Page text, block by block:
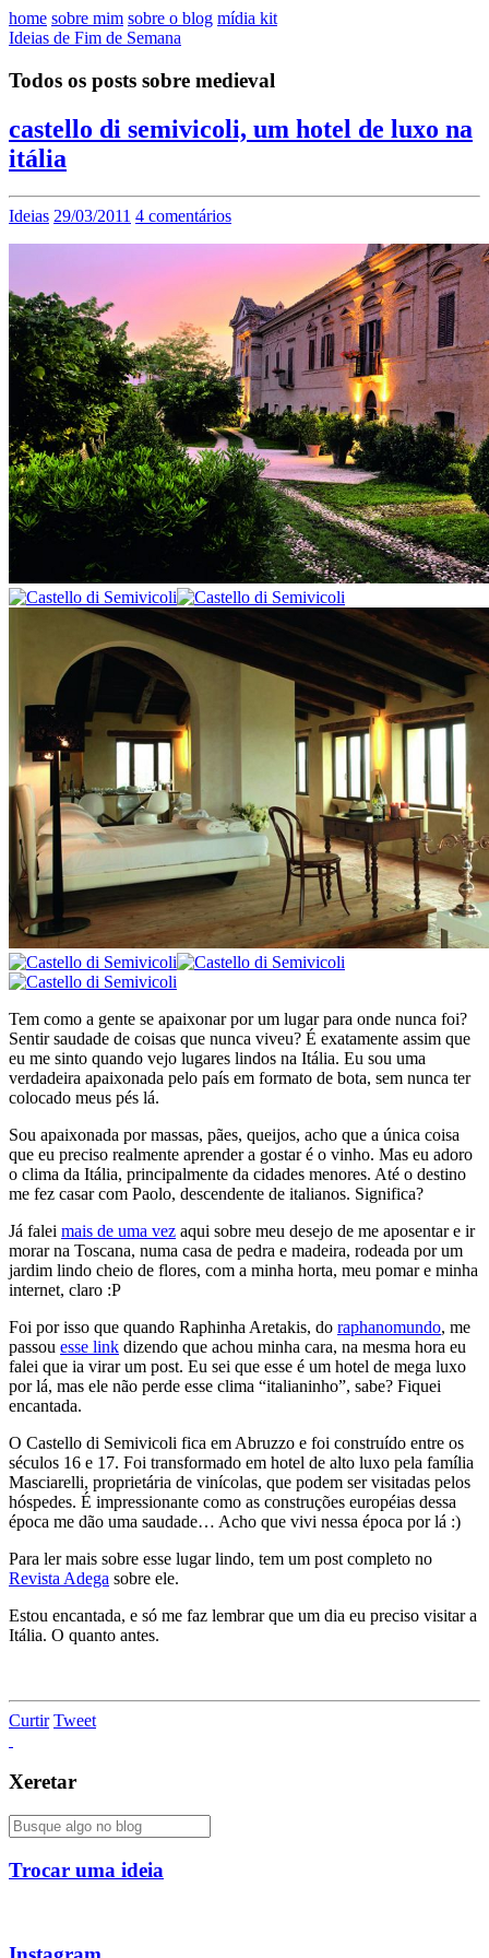
home sobre mim sobre o blog mídia kit
Ideias de Fim de Semana
Todos os posts sobre medieval
castello di semivicoli, um hotel de luxo na
itália
Ideias 29/03/2011 4 comentários
Tem como a gente se apaixonar por um lugar para onde nunca foi?
Sentir saudade de coisas que nunca viveu? É exatamente assim que
eu me sinto quando vejo lugares lindos na Itália. Eu sou uma
verdadeira apaixonada pelo país em formato de bota, sem nunca ter
colocado meus pés lá.
Sou apaixonada por massas, pães, queijos, acho que a única coisa
que eu preciso realmente aprender a gostar é o vinho. Mas eu adoro
o clima da Itália, principalmente da cidades menores. Até o destino
me fez casar com Paolo, descendente de italianos. Significa?
Já falei mais de uma vez aqui sobre meu desejo de me aposentar e ir
morar na Toscana, numa casa de pedra e madeira, rodeada por um
jardim lindo cheio de flores, com a minha horta, meu pomar e minha
internet, claro :P
Foi por isso que quando Raphinha Aretakis, do raphanomundo, me
passou esse link dizendo que achou minha cara, na mesma hora eu
falei que ia virar um post. Eu sei que esse é um hotel de mega luxo
por lá, mas ele não perde esse clima “italianinho”, sabe? Fiquei
encantada.
O Castello di Semivicoli fica em Abruzzo e foi construído entre os
séculos 16 e 17. Foi transformado em hotel de alto luxo pela família
Masciarelli, proprietária de vinícolas, que podem ser visitadas pelos
hóspedes. É impressionante como as construções européias dessa
época me dão uma saudade… Acho que vivi nessa época por lá :)
Para ler mais sobre esse lugar lindo, tem um post completo no
Revista Adega sobre ele.
Estou encantada, e só me faz lembrar que um dia eu preciso visitar a
Itália. O quanto antes.
Curtir Tweet
Xeretar
Trocar uma ideia